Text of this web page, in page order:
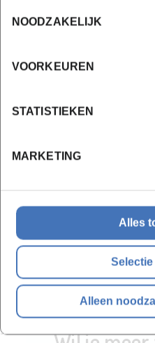
NOODZAKELIJK
VOORKEUREN
STATISTIEKEN
MARKETING
Alles
Alleen
Campus Brugge
2 sessie(s)